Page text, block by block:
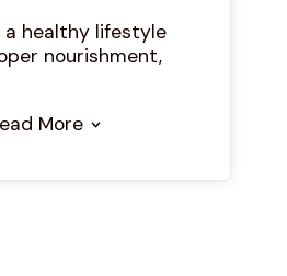
a healthy lifestyle
nourishment,
More